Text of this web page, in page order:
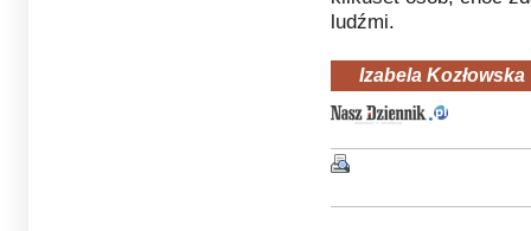
ludźmi.
Izabela Kozłowska